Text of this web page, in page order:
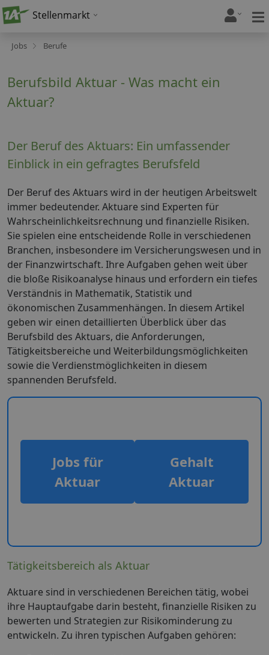
Stellenmarkt
Jobs Berufe
Berufsbild Aktuar - Was macht ein
Aktuar?
Der Beruf des Aktuars: Ein umfassender
Einblick in ein gefragtes Berufsfeld
Der Beruf des Aktuars wird in der heutigen Arbeitswelt
immer bedeutender. Aktuare sind Experten für
Wahrscheinlichkeitsrechnung und finanzielle Risiken.
Sie spielen eine entscheidende Rolle in verschiedenen
Branchen, insbesondere im Versicherungswesen und in
der Finanzwirtschaft. Ihre Aufgaben gehen weit über
die bloße Risikoanalyse hinaus und erfordern ein tiefes
Verständnis in Mathematik, Statistik und
ökonomischen Zusammenhängen. In diesem Artikel
geben wir einen detaillierten Überblick über das
Berufsbild des Aktuars, die Anforderungen,
Tätigkeitsbereiche und Weiterbildungsmöglichkeiten
sowie die Verdienstmöglichkeiten in diesem
spannenden Berufsfeld.
Jobs für
Aktuar
Gehalt
Aktuar
Tätigkeitsbereich als Aktuar
Aktuare sind in verschiedenen Bereichen tätig, wobei
ihre Hauptaufgabe darin besteht, finanzielle Risiken zu
bewerten und Strategien zur Risikominderung zu
entwickeln. Zu ihren typischen Aufgaben gehören: